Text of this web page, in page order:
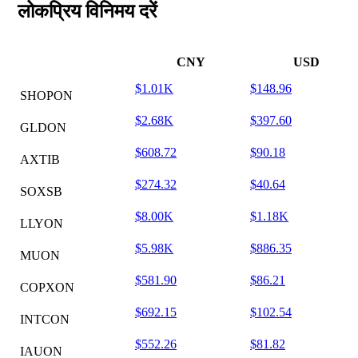
लोकप्रिय विनिमय दरें
CNY USD
SHOPON
$1.01K $148.96
GLDON
$2.68K $397.60
AXTIB
$608.72 $90.18
SOXSB
$274.32 $40.64
LLYON
$8.00K $1.18K
MUON
$5.98K $886.35
COPXON
$581.90 $86.21
INTCON
$692.15 $102.54
IAUON
$552.26 $81.82